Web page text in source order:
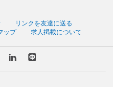
リンクを友達に送る
ップ 求人掲載について